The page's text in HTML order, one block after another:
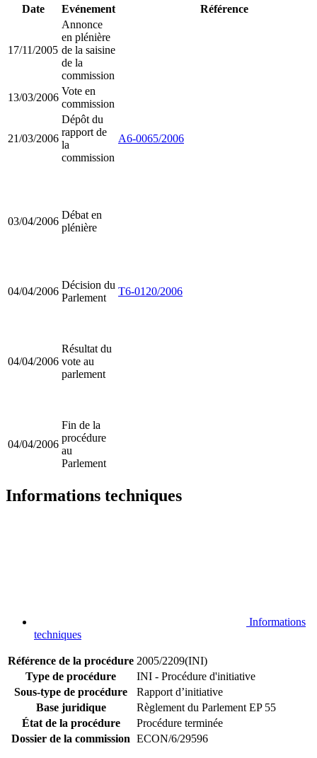
Date Evénement Référence
17/11/2005
Annonce
en plénière
de la saisine
de la
commission
13/03/2006
Vote en
commission
21/03/2006
Dépôt du
rapport de
la
commission
A6-0065/2006
03/04/2006
Débat en
plénière
04/04/2006
Décision du
Parlement
T6-0120/2006
04/04/2006
Résultat du
vote au
parlement
04/04/2006
Fin de la
procédure
au
Parlement
Informations techniques
Informations
techniques
Référence de la procédure 2005/2209(INI)
Type de procédure
INI - Procédure d'initiative
Sous-type de procédure
Rapport d’initiative
Base juridique
Règlement du Parlement EP 55
État de la procédure
Procédure terminée
Dossier de la commission ECON/6/29596